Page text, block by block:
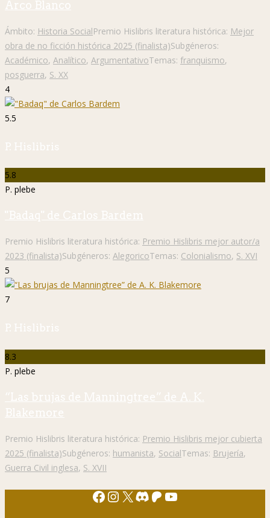
Arco Blanco
Ámbito: Historia SocialPremio Hislibris literatura histórica: Mejor
obra de no ficción histórica 2025 (finalista)Subgéneros:
Académico, Analítico, ArgumentativoTemas: franquismo,
posguerra, S. XX
4
5.5
P. Hislibris
5.8
P. plebe
"Badaq" de Carlos Bardem
Premio Hislibris literatura histórica: Premio Hislibris mejor autor/a
2023 (finalista)Subgéneros: AlegoricoTemas: Colonialismo, S. XVI
5
7
P. Hislibris
8.3
P. plebe
“Las brujas de Manningtree” de A. K.
Blakemore
Premio Hislibris literatura histórica: Premio Hislibris mejor cubierta
2025 (finalista)Subgéneros: humanista, SocialTemas: Brujería,
Guerra Civil inglesa, S. XVII
Facebook
Instagram
X Discord
Patreon
YouTube